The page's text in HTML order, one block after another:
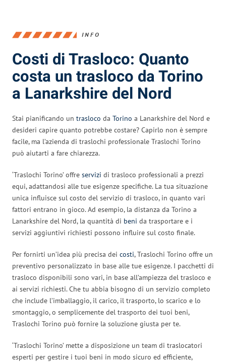
INFO
Costi di Trasloco: Quanto
costa un trasloco da Torino
a Lanarkshire del Nord
Stai pianificando un trasloco da Torino a Lanarkshire del Nord e
desideri capire quanto potrebbe costare? Capirlo non è sempre
facile, ma l’azienda di traslochi professionale Traslochi Torino
può aiutarti a fare chiarezza.
‘Traslochi Torino’ offre servizi di trasloco professionali a prezzi
equi, adattandosi alle tue esigenze specifiche. La tua situazione
unica influisce sul costo del servizio di trasloco, in quanto vari
fattori entrano in gioco. Ad esempio, la distanza da Torino a
Lanarkshire del Nord, la quantità di beni da trasportare e i
servizi aggiuntivi richiesti possono influire sul costo finale.
Per fornirti un’idea più precisa dei costi, Traslochi Torino offre un
preventivo personalizzato in base alle tue esigenze. I pacchetti di
trasloco disponibili sono vari, in base all’ampiezza del trasloco e
ai servizi richiesti. Che tu abbia bisogno di un servizio completo
che include l’imballaggio, il carico, il trasporto, lo scarico e lo
smontaggio, o semplicemente del trasporto dei tuoi beni,
Traslochi Torino può fornire la soluzione giusta per te.
‘Traslochi Torino’ mette a disposizione un team di traslocatori
esperti per gestire i tuoi beni in modo sicuro ed efficiente,